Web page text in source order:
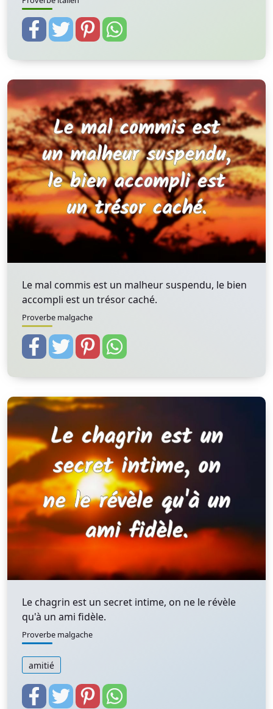
Le mal commis est un malheur suspendu, le bien
accompli est un trésor caché.
Proverbe malgache
Le chagrin est un secret intime, on ne le révèle
qu'à un ami fidèle.
Proverbe malgache
amitié